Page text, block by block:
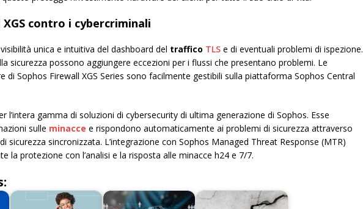
contro i cybercriminali
unica e intuitiva del dashboard del traffico TLS e di eventuali problemi di ispezione.
sicurezza possono aggiungere eccezioni per i flussi che presentano problemi. Le
di Sophos Firewall XGS Series sono facilmente gestibili sulla piattaforma Sophos Central
l’intera gamma di soluzioni di cybersecurity di ultima generazione di Sophos. Esse
sulle minacce e rispondono automaticamente ai problemi di sicurezza attraverso
sicurezza sincronizzata. L’integrazione con Sophos Managed Threat Response (MTR)
la protezione con l’analisi e la risposta alle minacce h24 e 7/7.